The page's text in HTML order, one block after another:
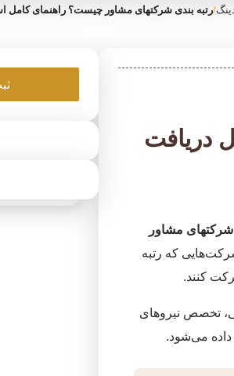
/رتبه بندی شرکتهای مشاور چیست؟ راهنمای کامل
دریافت
شرکتهای مشاور
که رتبه
کنند.
تخصص نیروهای
می‌شود.